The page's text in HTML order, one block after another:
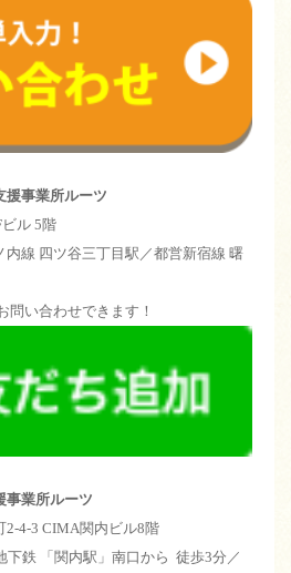
援事業所ルーツ
ル 5階
線 四ツ谷三丁目駅／都営新宿線 曙
問い合わせできます！
事業所ルーツ
2-4-3 CIMA関内ビル8階
下鉄 「関内駅」南口から 徒歩3分／